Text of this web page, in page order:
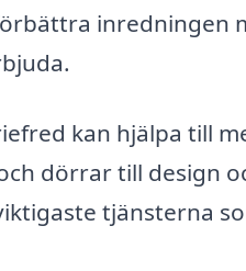
inredningen
kan hjälpa till
dörrar till design
tjänsterna